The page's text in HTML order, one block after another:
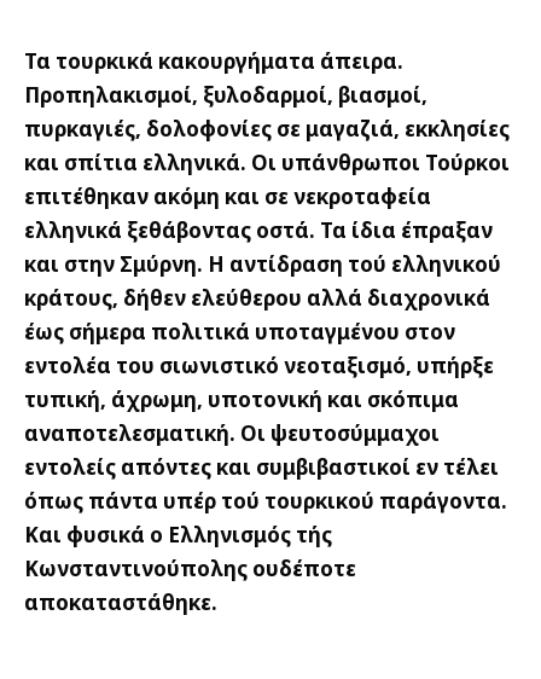
Τα τουρκικά κακουργήματα άπειρα.
Προπηλακισμοί, ξυλοδαρμοί, βιασμοί,
πυρκαγιές, δολοφονίες σε μαγαζιά, εκκλησίες
και σπίτια ελληνικά. Οι υπάνθρωποι Τούρκοι
επιτέθηκαν ακόμη και σε νεκροταφεία
ελληνικά ξεθάβοντας οστά. Τα ίδια έπραξαν
και στην Σμύρνη. Η αντίδραση τού ελληνικού
κράτους, δήθεν ελεύθερου αλλά διαχρονικά
έως σήμερα πολιτικά υποταγμένου στον
εντολέα του σιωνιστικό νεοταξισμό, υπήρξε
τυπική, άχρωμη, υποτονική και σκόπιμα
αναποτελεσματική. Οι ψευτοσύμμαχοι
εντολείς απόντες και συμβιβαστικοί εν τέλει
όπως πάντα υπέρ τού τουρκικού παράγοντα.
Και φυσικά ο Ελληνισμός τής
Κωνσταντινούπολης ουδέποτε
αποκαταστάθηκε.